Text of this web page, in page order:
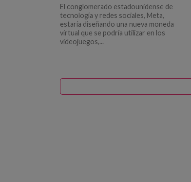
El conglomerado estadounidense de
tecnología y redes sociales, Meta,
estaría diseñando una nueva moneda
virtual que se podría utilizar en los
videojuegos,...